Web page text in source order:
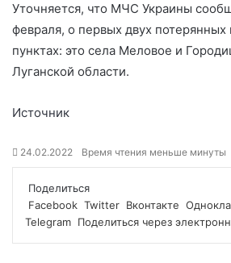
Уточняется, что МЧС Украины
февраля, о первых двух
пунктах: это села Меловое и
Луганской области.
Источник
24.02.2022 Время чтения меньше минуты
Поделиться
Facebook Twitter Вконтакте
Telegram Поделиться через